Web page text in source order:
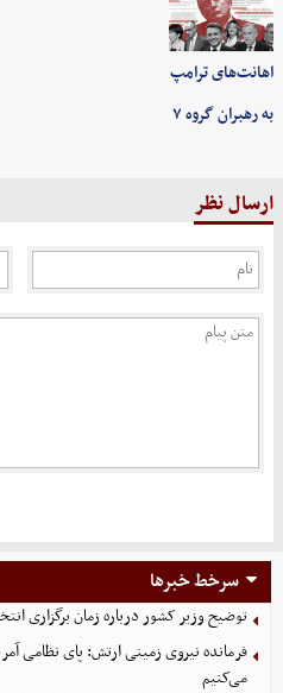
اهانت‌های ترامپ
به رهبران گروه ۷
ارسال نظر
سرخط خبرها
توضیح وزیر کشور درباره زمان برگزاری
فرمانده نیروی زمینی ارتش: پای نظامی
می‌کنیم